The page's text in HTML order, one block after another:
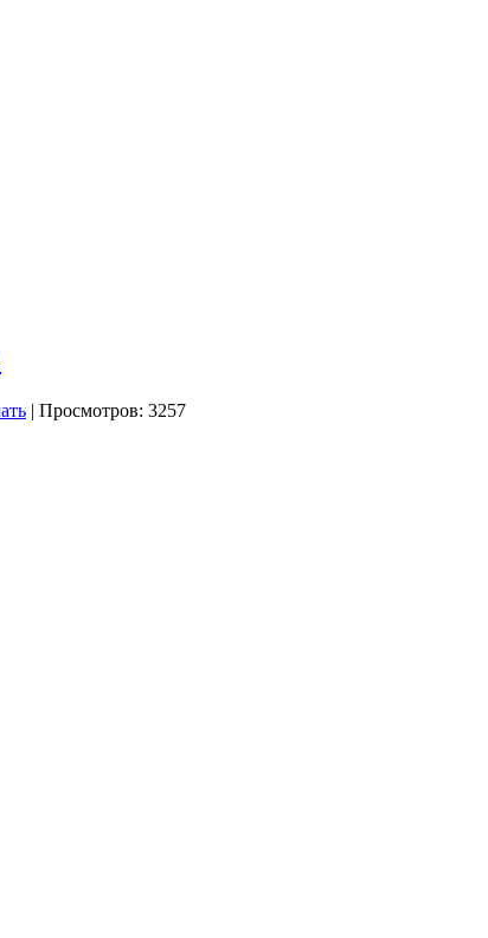
| Просмотров: 3257